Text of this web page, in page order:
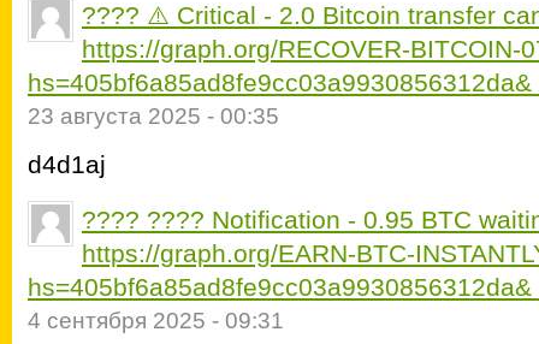
???? ⚠️ Critical - 2.0 Bitcoin transfer
https://graph.org/RECOVER-BITCOIN-
hs=405bf6a85ad8fe9cc03a9930856312da&
23 августа 2025 - 00:35
d4d1aj
???? ???? Notification - 0.95 BTC
https://graph.org/EARN-BTC-
hs=405bf6a85ad8fe9cc03a9930856312da&
4 сентября 2025 - 09:31